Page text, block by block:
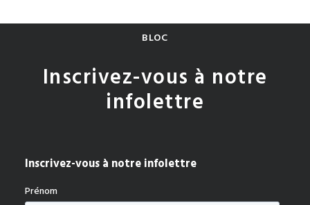
BLOC
Inscrivez-vous à notre
infolettre